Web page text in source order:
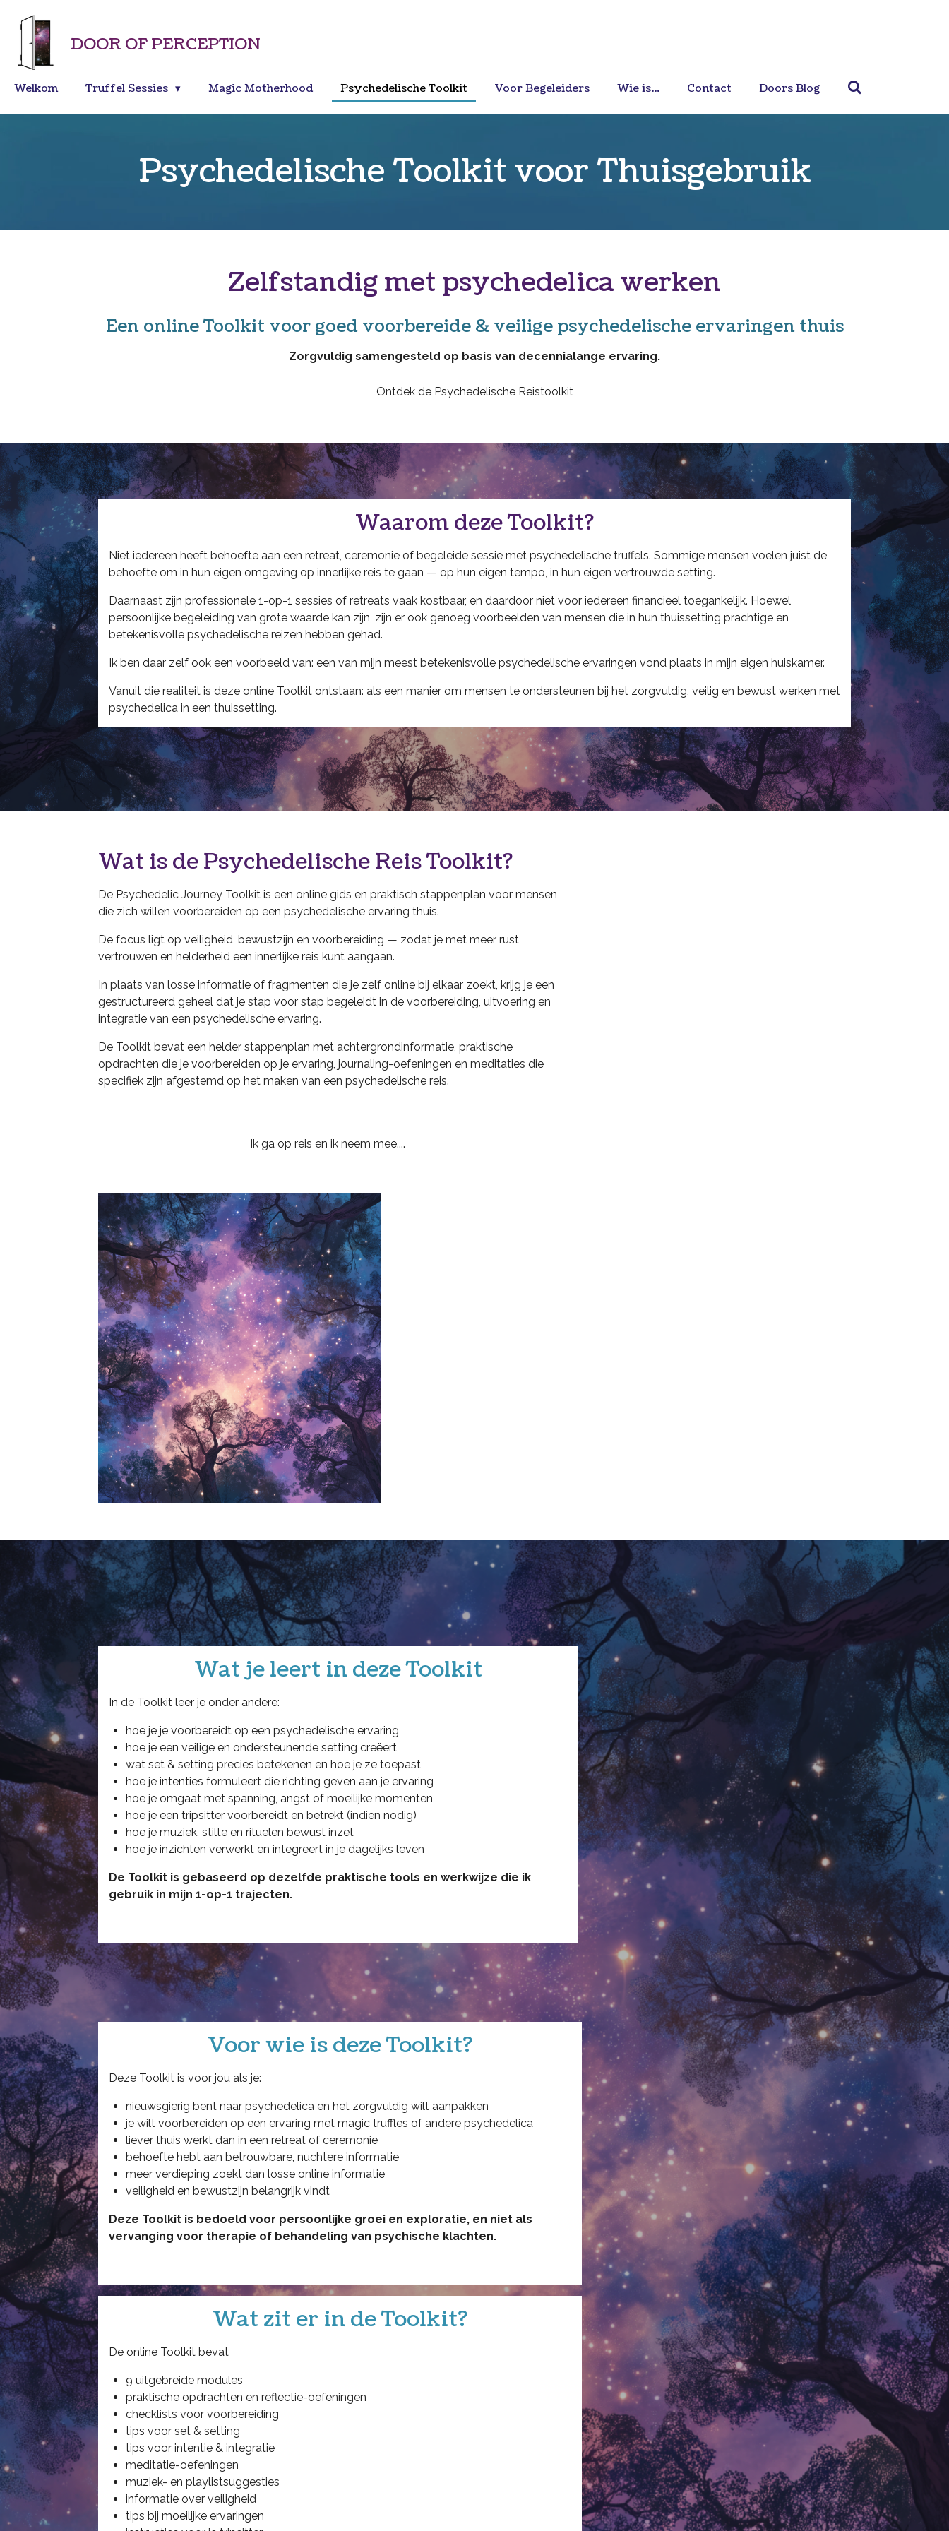
direct
naar
de
hoofdinhoud
DOOR OF PERCEPTION
Welkom Truffel Sessies Magic Motherhood Psychedelische Toolkit Voor Begeleiders Wie is... Contact Doors Blog
Psychedelische Toolkit voor Thuisgebruik
Zelfstandig met psychedelica werken
Een online Toolkit voor goed voorbereide & veilige psychedelische ervaringen thuis
Zorgvuldig samengesteld op basis van decennialange ervaring.
Ontdek de Psychedelische Reistoolkit
Waarom deze Toolkit?
Niet iedereen heeft behoefte aan een retreat, ceremonie of begeleide sessie met psychedelische truffels. Sommige mensen voelen juist de
behoefte om in hun eigen omgeving op innerlijke reis te gaan — op hun eigen tempo, in hun eigen vertrouwde setting.
Daarnaast zijn professionele 1-op-1 sessies of retreats vaak kostbaar, en daardoor niet voor iedereen financieel toegankelijk. Hoewel
persoonlijke begeleiding van grote waarde kan zijn, zijn er ook genoeg voorbeelden van mensen die in hun thuissetting prachtige en
betekenisvolle psychedelische reizen hebben gehad.
Ik ben daar zelf ook een voorbeeld van: een van mijn meest betekenisvolle psychedelische ervaringen vond plaats in mijn eigen huiskamer.
Vanuit die realiteit is deze online Toolkit ontstaan: als een manier om mensen te ondersteunen bij het zorgvuldig, veilig en bewust werken met
psychedelica in een thuissetting.
Wat is de Psychedelische Reis Toolkit?
De Psychedelic Journey Toolkit is een online gids en praktisch stappenplan voor mensen
die zich willen voorbereiden op een psychedelische ervaring thuis.
De focus ligt op veiligheid, bewustzijn en voorbereiding — zodat je met meer rust,
vertrouwen en helderheid een innerlijke reis kunt aangaan.
In plaats van losse informatie of fragmenten die je zelf online bij elkaar zoekt, krijg je een
gestructureerd geheel dat je stap voor stap begeleidt in de voorbereiding, uitvoering en
integratie van een psychedelische ervaring.
De Toolkit bevat een helder stappenplan met achtergrondinformatie, praktische
opdrachten die je voorbereiden op je ervaring, journaling-oefeningen en meditaties die
specifiek zijn afgestemd op het maken van een psychedelische reis.
Ik ga op reis en ik neem mee....
Wat je leert in deze Toolkit
In de Toolkit leer je onder andere:
hoe je je voorbereidt op een psychedelische ervaring
hoe je een veilige en ondersteunende setting creëert
wat set & setting precies betekenen en hoe je ze toepast
hoe je intenties formuleert die richting geven aan je ervaring
hoe je omgaat met spanning, angst of moeilijke momenten
hoe je een tripsitter voorbereidt en betrekt (indien nodig)
hoe je muziek, stilte en rituelen bewust inzet
hoe je inzichten verwerkt en integreert in je dagelijks leven
De Toolkit is gebaseerd op dezelfde praktische tools en werkwijze die ik
gebruik in mijn 1-op-1 trajecten.
Voor wie is deze Toolkit?
Deze Toolkit is voor jou als je:
nieuwsgierig bent naar psychedelica en het zorgvuldig wilt aanpakken
je wilt voorbereiden op een ervaring met magic truffles of andere psychedelica
liever thuis werkt dan in een retreat of ceremonie
behoefte hebt aan betrouwbare, nuchtere informatie
meer verdieping zoekt dan losse online informatie
veiligheid en bewustzijn belangrijk vindt
Deze Toolkit is bedoeld voor persoonlijke groei en exploratie, en niet als
vervanging voor therapie of behandeling van psychische klachten.
Wat zit er in de Toolkit?
De online Toolkit bevat
9 uitgebreide modules
praktische opdrachten en reflectie-oefeningen
checklists voor voorbereiding
tips voor set & setting
tips voor intentie & integratie
meditatie-oefeningen
muziek- en playlistsuggesties
informatie over veiligheid
tips bij moeilijke ervaringen